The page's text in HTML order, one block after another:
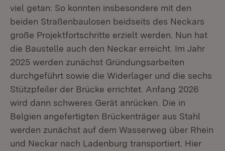
viel getan: So konnten insbesondere mit den
beiden Straßenbaulosen beidseits des Neckars
große Projektfortschritte erzielt werden. Nun hat
die Baustelle auch den Neckar erreicht. Im Jahr
2025 werden zunächst Gründungsarbeiten
durchgeführt sowie die Widerlager und die sechs
Stützpfeiler der Brücke errichtet. Anfang 2026
wird dann schweres Gerät anrücken. Die in
Belgien angefertigten Brückenträger aus Stahl
werden zunächst auf dem Wasserweg über Rhein
und Neckar nach Ladenburg transportiert. Hier